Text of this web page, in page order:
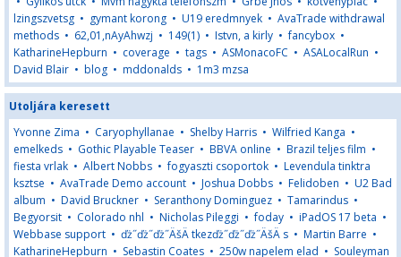
lzingszvetsg • gymant korong • U19 eredmnyek • AvaTrade withdrawal
methods • 62,01,nAyAhwzj • 149(1) • Istvn, a kirly •fancybox •
KatharineHepburn • coverage • tags • ASMonacoFC • ASALocalRun •
David Blair • blog • mddonalds • 1m3 mzsa
Utoljára keresett
Yvonne Zima • Caryophyllanae • Shelby Harris • Wilfried Kanga •
emelkeds • Gothic Playable Teaser • BBVA online • Brazil teljes film •
fiesta vrlak • Albert Nobbs •fogyaszti csoportok • Levendula tinktra
ksztse • AvaTrade Demo account • Joshua Dobbs • Felidoben • U2 Bad
album • David Bruckner • Seranthony Dominguez • Tamarindus •
Begyorsit • Colorado nhl • Nicholas Pileggi •foday • iPadOS 17 beta •
Webbase support • ďż˝ďż˝ďż˝ÄšÄ tkezďż˝ďż˝ďż˝ÄšÄ s • Martin Barre •
KatharineHepburn • Sebastin Coates • 250w napelem elad • Souleyman